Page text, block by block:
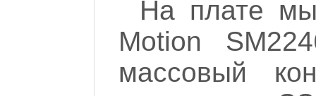
На плате
Motion
массовый